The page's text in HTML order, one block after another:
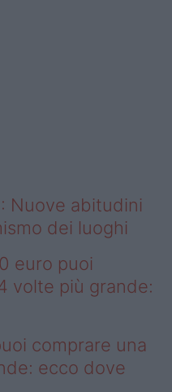
Nuove abitudini
dei luoghi
euro puoi
volte più grande:
comprare una
ecco dove